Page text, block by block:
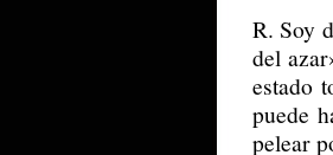
R. Soy
del
estado
puede
pelear